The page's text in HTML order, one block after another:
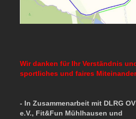
Wir danken für Ihr Verständnis
sportliches und faires
- In Zusammenarbeit mit DLRG
e.V., Fit&Fun Mühlhausen und